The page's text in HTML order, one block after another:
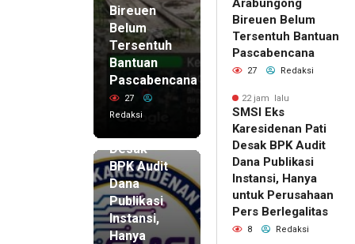
Bireuen
Belum
Tersentuh
Bantuan
Pascabencana
27
Redaksi
22 jam lalu
SMSI Eks
Karesidenan
Desak
BPK Audit
Dana
Publikasi
Instansi,
Hanya
Arabungong
Bireuen Belum
Tersentuh Bantuan
Pascabencana
27 Redaksi
22 jam lalu
SMSI Eks
Karesidenan Pati
Desak BPK Audit
Dana Publikasi
Instansi, Hanya
untuk Perusahaan
Pers Berlegalitas
8 Redaksi